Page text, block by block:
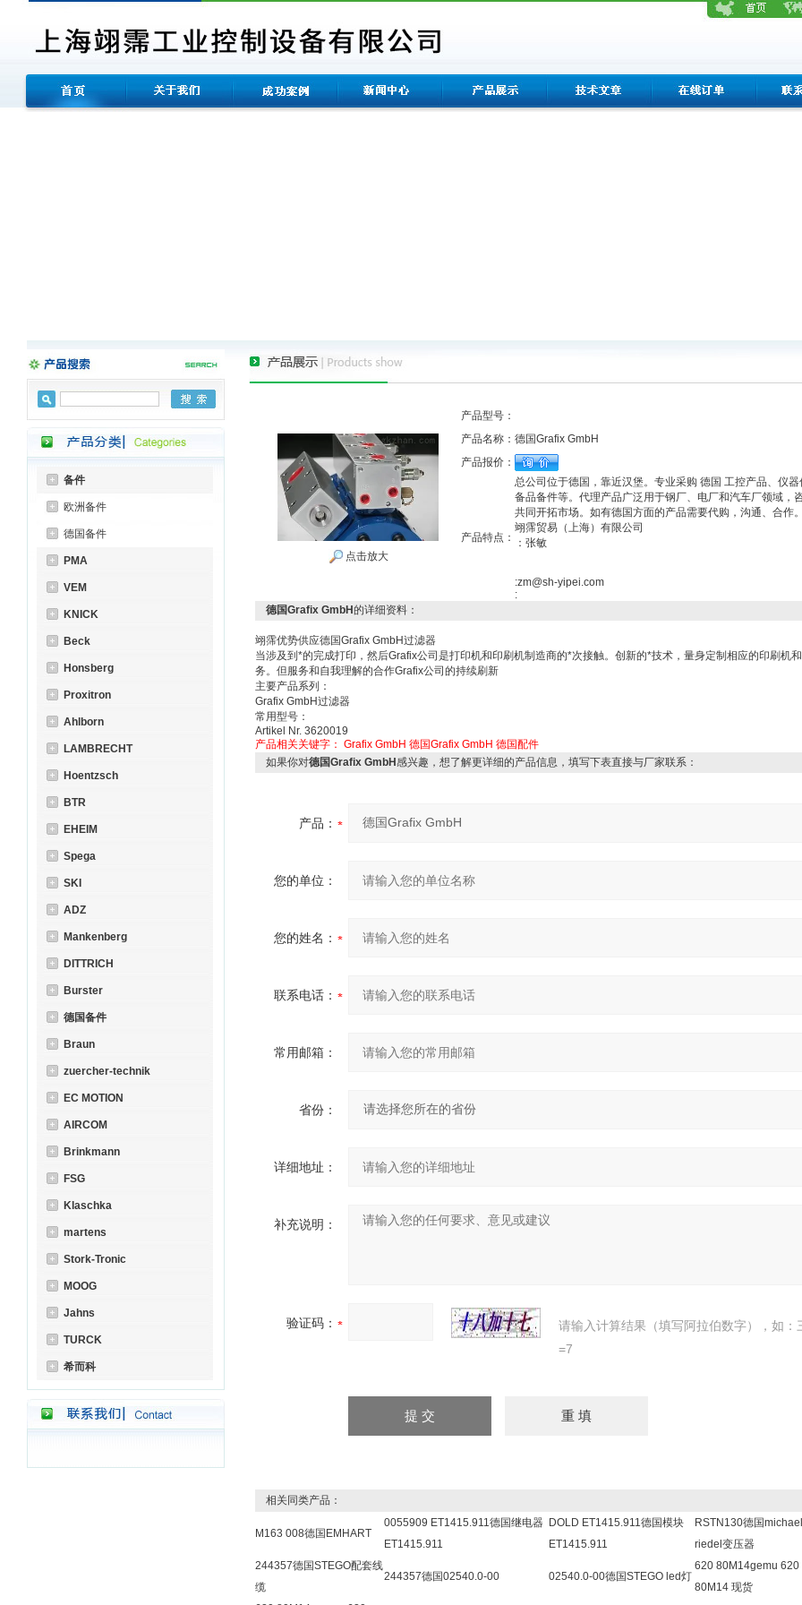
备件
欧洲备件
德国备件
PMA
VEM
KNICK
Beck
Honsberg
Proxitron
Ahlborn
LAMBRECHT
Hoentzsch
BTR
EHEIM
Spega
SKI
ADZ
Mankenberg
DITTRICH
Burster
德国备件
Braun
zuercher-technik
EC MOTION
AIRCOM
Brinkmann
FSG
Klaschka
martens
Stork-Tronic
MOOG
Jahns
TURCK
希而科
点击放大
产品型号：
产品名称： 德国Grafix GmbH
产品报价：
产品特点：
总公司位于德国，靠近汉堡。专业采购 德国 工控产品、仪器
备品备件等。代理产品广泛用于钢厂、电厂和汽车厂领域，
共同开拓市场。如有德国方面的产品需要代购，沟通、合作。
翊霈贸易（上海）有限公司
：张敏
:zm@sh-yipei.com
:
德国Grafix GmbH 的详细资料：
翊霈优势供应德国Grafix GmbH过滤器
当涉及到*的完成打印，然后Grafix公司是打印机和印刷机制造商的*次接触。创新的*技术，量身定制相应的印刷机
务。但服务和自我理解的合作Grafix公司的持续刷新
主要产品系列：
Grafix GmbH过滤器
常用型号：
Artikel Nr. 3620019
产品相关关键字： Grafix GmbH 德国Grafix GmbH 德国配件
如果你对德国Grafix GmbH 感兴趣，想了解更详细的产品信息，填写下表直接与厂家联系：
产品：
您的单位：
您的姓名：
联系电话：
常用邮箱：
省份：
详细地址：
补充说明：
验证码：
请输入计算结果（填写阿拉伯数字），如：
=7
相关同类产品：
M163 008德国EMHART
0055909 ET1415.911德国继电器
ET1415.911
DOLD ET1415.911德国模块
ET1415.911
RSTN130德国michael
riedel变压器
244357德国STEGO配套线
缆
244357德国02540.0-00 02540.0-00德国STEGO led灯
620 80M14gemu 620
80M14 现货